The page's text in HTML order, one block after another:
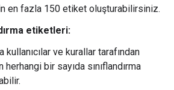
en fazla 150 etiket oluşturabilirsiniz.
etiketleri:
kullanıcılar ve kurallar tarafından
herhangi bir sayıda sınıflandırma